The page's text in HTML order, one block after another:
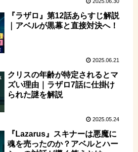
『ラザロ』第12話あらすじ解説
｜アベルが黒幕と直接対決へ！
2025.06.21
クリスの年齢が特定されるとマ
ズい理由｜ラザロ7話に仕掛け
られた謎を解説
2025.05.24
『Lazarus』スキナーは悪魔に
魂を売ったのか？アベルとハー